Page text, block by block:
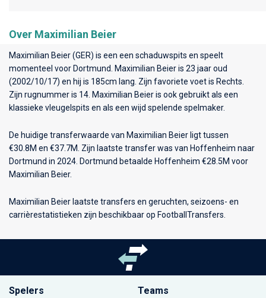
Over Maximilian Beier
Maximilian Beier (GER) is een een schaduwspits en speelt
momenteel voor Dortmund
. Maximilian Beier is 23 jaar oud
(2002/10/17) en hij is 185cm lang. Zijn favoriete voet is Rechts.
Zijn rugnummer is 14. Maximilian Beier is ook gebruikt als een
klassieke vleugelspits en als een wijd spelende spelmaker.
De huidige transferwaarde van Maximilian Beier ligt tussen
€30.8M en €37.7M. Zijn laatste transfer was van Hoffenheim naar
Dortmund in 2024. Dortmund betaalde Hoffenheim €28.5M voor
Maximilian Beier.
Maximilian Beier laatste transfers en geruchten, seizoens- en
carrièrestatistieken zijn beschikbaar op FootballTransfers.
Spelers Teams